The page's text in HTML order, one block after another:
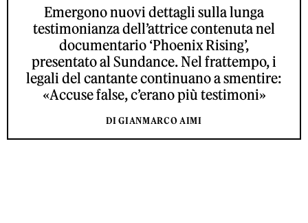
Emergono nuovi dettagli sulla lunga
testimonianza dell’attrice contenuta nel
documentario ‘Phoenix Rising’,
presentato al Sundance. Nel frattempo, i
legali del cantante continuano a smentire:
«Accuse false, c’erano più testimoni»
DI GIANMARCO AIMI